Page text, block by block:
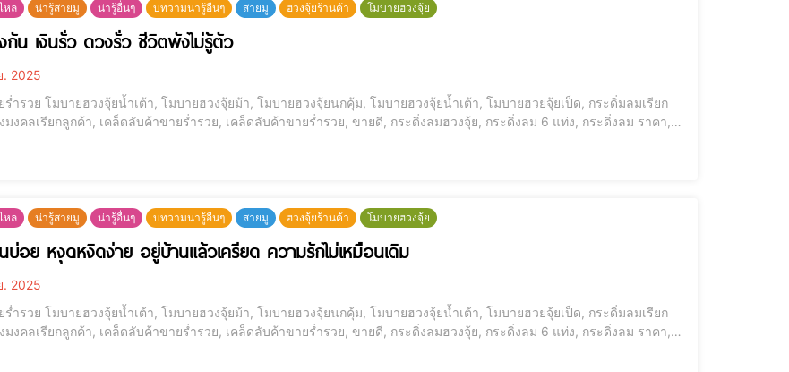
หล น่ารู้สายมู น่ารู้อื่นๆ บทวามน่ารู้อื่นๆ สายมู ฮวงจุ้ยร้านค้า โมบายฮวงจุ้ย
กัน เงินรั่ว ดวงรั่ว ชีวิตพังไม่รู้ตัว
. 2025
ร่ำรวย โมบายฮวงจุ้ยน้ำเต้า, โมบายฮวงจุ้ยม้า, โมบายฮวงจุ้ยนกคุ้ม, โมบายฮวงจุ้ยน้ำเต้า, โมบายฮวยจุ้ยเป็ด, กระดิ่มลมเรียก
มงคลเรียกลูกค้า, เคล็ดลับค้าขายร่ำรวย, เคล็ดลับค้าขายร่ำรวย, ขายดี, กระดิ่งลมฮวงจุ้ย, กระดิ่งลม 6 แท่ง, กระดิ่งลม ราคา,
หล น่ารู้สายมู น่ารู้อื่นๆ บทวามน่ารู้อื่นๆ สายมู ฮวงจุ้ยร้านค้า โมบายฮวงจุ้ย
นบ่อย หงุดหงิดง่าย อยู่บ้านแล้วเครียด ความรักไม่เหมือนเดิม
. 2025
ร่ำรวย โมบายฮวงจุ้ยน้ำเต้า, โมบายฮวงจุ้ยม้า, โมบายฮวงจุ้ยนกคุ้ม, โมบายฮวงจุ้ยน้ำเต้า, โมบายฮวยจุ้ยเป็ด, กระดิ่มลมเรียก
มงคลเรียกลูกค้า, เคล็ดลับค้าขายร่ำรวย, เคล็ดลับค้าขายร่ำรวย, ขายดี, กระดิ่งลมฮวงจุ้ย, กระดิ่งลม 6 แท่ง, กระดิ่งลม ราคา,